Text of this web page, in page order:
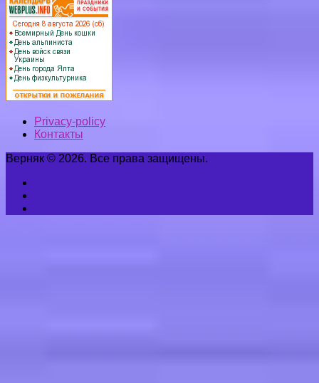
Privacy-policy
Контакты
Верняк © 2026. Все права защищены.